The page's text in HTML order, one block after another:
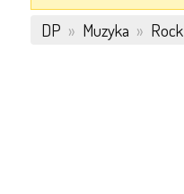
DP » Muzyka » Rock